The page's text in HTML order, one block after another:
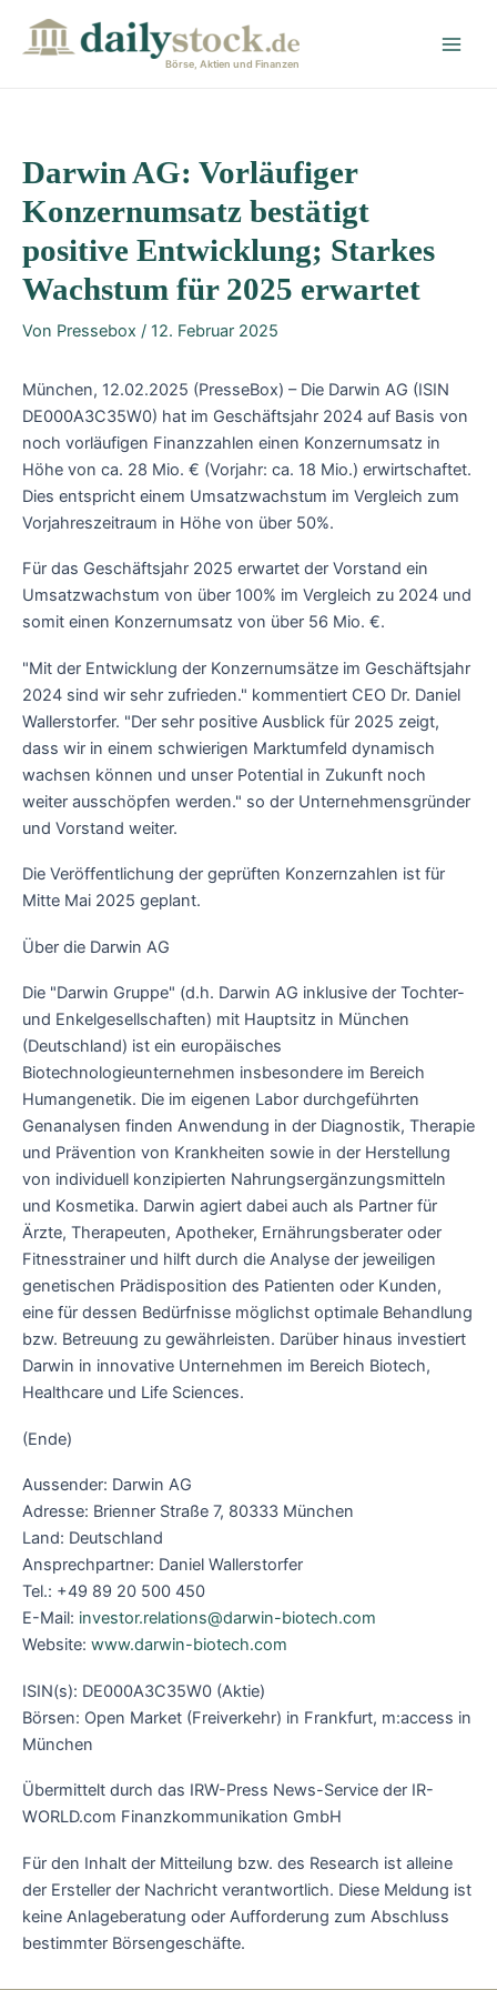
Börse, Aktien und Finanzen
Darwin AG: Vorläufiger
Konzernumsatz bestätigt
positive Entwicklung; Starkes
Wachstum für 2025 erwartet
Von Pressebox / 12. Februar 2025
München, 12.02.2025 (PresseBox) – Die Darwin AG (ISIN
DE000A3C35W0) hat im Geschäftsjahr 2024 auf Basis von
noch vorläufigen Finanzzahlen einen Konzernumsatz in
Höhe von ca. 28 Mio. € (Vorjahr: ca. 18 Mio.) erwirtschaftet.
Dies entspricht einem Umsatzwachstum im Vergleich zum
Vorjahreszeitraum in Höhe von über 50%.
Für das Geschäftsjahr 2025 erwartet der Vorstand ein
Umsatzwachstum von über 100% im Vergleich zu 2024 und
somit einen Konzernumsatz von über 56 Mio. €.
"Mit der Entwicklung der Konzernumsätze im Geschäftsjahr
2024 sind wir sehr zufrieden." kommentiert CEO Dr. Daniel
Wallerstorfer. "Der sehr positive Ausblick für 2025 zeigt,
dass wir in einem schwierigen Marktumfeld dynamisch
wachsen können und unser Potential in Zukunft noch
weiter ausschöpfen werden." so der Unternehmensgründer
und Vorstand weiter.
Die Veröffentlichung der geprüften Konzernzahlen ist für
Mitte Mai 2025 geplant.
Über die Darwin AG
Die "Darwin Gruppe" (d.h. Darwin AG inklusive der Tochter-
und Enkelgesellschaften) mit Hauptsitz in München
(Deutschland) ist ein europäisches
Biotechnologieunternehmen insbesondere im Bereich
Humangenetik. Die im eigenen Labor durchgeführten
Genanalysen finden Anwendung in der Diagnostik, Therapie
und Prävention von Krankheiten sowie in der Herstellung
von individuell konzipierten Nahrungsergänzungsmitteln
und Kosmetika. Darwin agiert dabei auch als Partner für
Ärzte, Therapeuten, Apotheker, Ernährungsberater oder
Fitnesstrainer und hilft durch die Analyse der jeweiligen
genetischen Prädisposition des Patienten oder Kunden,
eine für dessen Bedürfnisse möglichst optimale Behandlung
bzw. Betreuung zu gewährleisten. Darüber hinaus investiert
Darwin in innovative Unternehmen im Bereich Biotech,
Healthcare und Life Sciences.
(Ende)
Aussender: Darwin AG
Adresse: Brienner Straße 7, 80333 München
Land: Deutschland
Ansprechpartner: Daniel Wallerstorfer
Tel.: +49 89 20 500 450
E-Mail: investor.relations@darwin-biotech.com
Website: www.darwin-biotech.com
ISIN(s): DE000A3C35W0 (Aktie)
Börsen: Open Market (Freiverkehr) in Frankfurt, m:access in
München
Übermittelt durch das IRW-Press News-Service der IR-
WORLD.com Finanzkommunikation GmbH
Für den Inhalt der Mitteilung bzw. des Research ist alleine
der Ersteller der Nachricht verantwortlich. Diese Meldung ist
keine Anlageberatung oder Aufforderung zum Abschluss
bestimmter Börsengeschäfte.